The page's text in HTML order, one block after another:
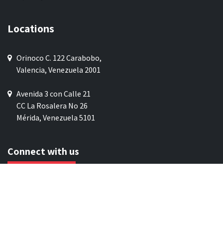
Locations
Orinoco C. 122 Carabobo,
Valencia, Venezuela 2001
Avenida 3 con Calle 21
CC La Rosalera No 26
Mérida, Venezuela 5101
Connect with us